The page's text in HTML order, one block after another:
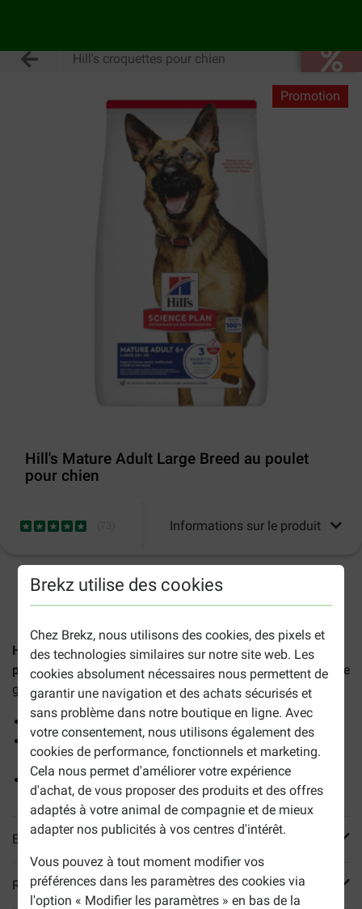
Brekz utilise des cookies
Chez Brekz, nous utilisons des cookies, des pixels et
des technologies similaires sur notre site web. Les
cookies absolument nécessaires nous permettent de
garantir une navigation et des achats sécurisés et
sans problème dans notre boutique en ligne. Avec
votre consentement, nous utilisons également des
cookies de performance, fonctionnels et marketing.
Cela nous permet d'améliorer votre expérience
d'achat, de vous proposer des produits et des offres
adaptés à votre animal de compagnie et de mieux
adapter nos publicités à vos centres d'intérêt.
Vous pouvez à tout moment modifier vos
préférences dans les paramètres des cookies via
l'option « Modifier les paramètres » en bas de la
Hill's croquettes pour chien
Promotion
Hill's Mature Adult Large Breed au poulet
pour chien
Informations sur le produit
2-5 jours ouvrables estimés, sauf indication contraire.
Hill's Science Plan Mature Adult Large Breed au poulet
pour chiensest une alimentation pour les chiens seniors de
grande taille à partir de 6 ans et plus.
Favorise un niveau d'énergie élevé
Contribue à une peau saine et un pelage brillant grâce à
la vitamine E et les acides gras oméga 6
Facile à digérer
En savoir plus
Reviews